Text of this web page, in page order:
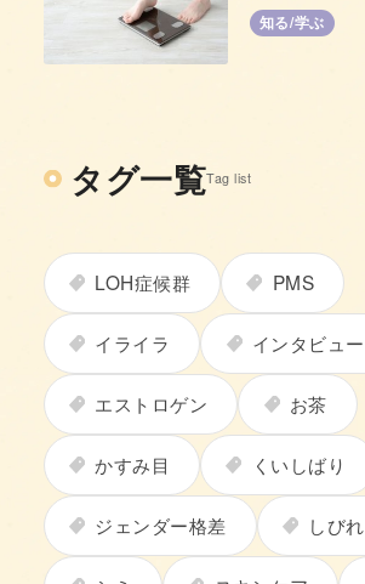
知る/学ぶ
タグ一覧Tag list
LOH症候群 PMS
イライラ インタビュー
エストロゲン お茶
かすみ目 くいしばり
ジェンダー格差 しびれ